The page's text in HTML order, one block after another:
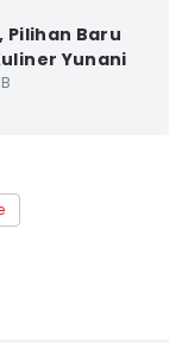
Pilihan Baru
Yunani